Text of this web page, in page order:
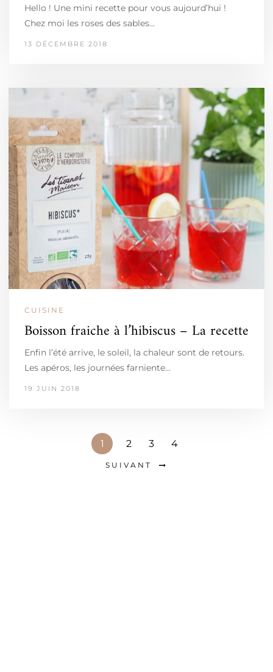
Hello ! Une mini recette pour vous aujourd’hui !
Chez moi les roses des sables…
13 DÉCEMBRE 2018
CUISINE
Boisson fraiche à l’hibiscus – La recette
Enfin l’été arrive, le soleil, la chaleur sont de retours.
Les apéros, les journées farniente…
19 JUIN 2018
1 2 3 4
SUIVANT